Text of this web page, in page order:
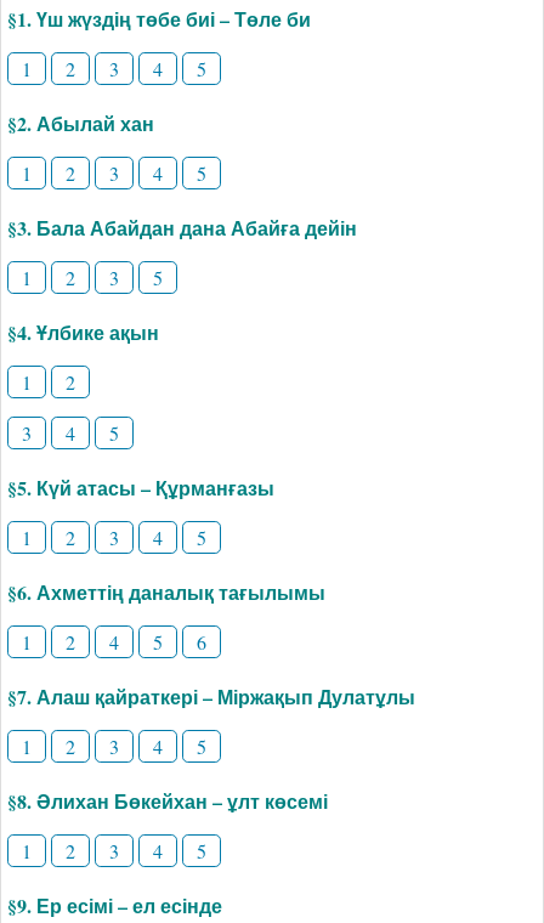
§1. Үш жүздің төбе биі – Төле би
1 2 3 4 5
§2. Абылай хан
1 2 3 4 5
§3. Бала Абайдан дана Абайға дейін
1 2 3 5
§4. Ұлбике ақын
1
2
3
4 5
§5. Күй атасы – Құрманғазы
1 2 3 4 5
§6. Ахметтің даналық тағылымы
1 2 4 5 6
§7. Алаш қайраткері – Міржақып Дулатұлы
1 2 3 4 5
§8. Әлихан Бөкейхан – ұлт көсемі
1 2 3 4 5
§9. Ер есімі – ел есінде